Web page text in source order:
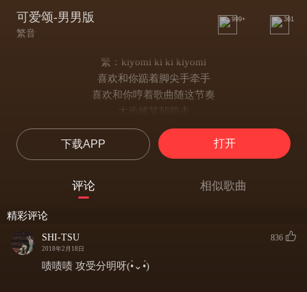
可爱颂-男男版
繁音
999+ 361
繁：kiyomi ki ki kiyomi
喜欢和你踮着脚尖手牵手
喜欢和你哼着歌曲随这节奏
大步嬉笑朝前走
未来的你有我
只想把你的双手
环绕搭在我肩头
喜欢你倔强盯着我鼓着脸气我 你气我
繁：羞涩的我是kiyomi
下载APP 打开
评论 相似歌曲
精彩评论
SHI-TSU
2018年2月18日
836
啧啧啧 攻受分明呀(•̀⌄•́)